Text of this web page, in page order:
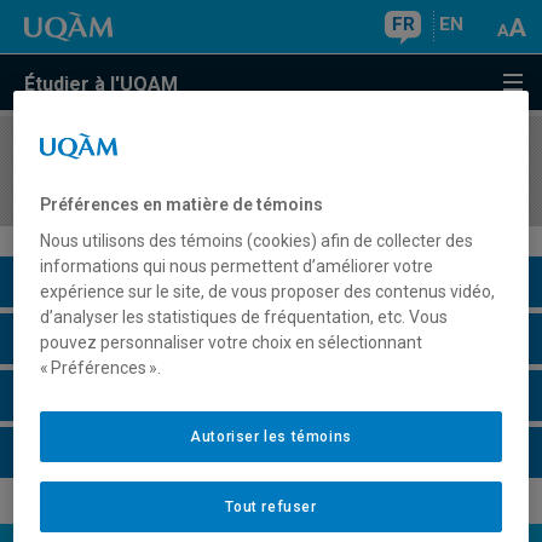
FR EN
Étudier à l'UQAM
COURS//
Description du cours
Horaire - Été 2026
Préférences en matière de témoins
Nous utilisons des témoins (cookies) afin de collecter des
informations qui nous permettent d’améliorer votre
expérience sur le site, de vous proposer des contenus vidéo,
d’analyser les statistiques de fréquentation, etc. Vous
pouvez personnaliser votre choix en sélectionnant
« Préférences ».
Tout refuser
Autoriser les témoins